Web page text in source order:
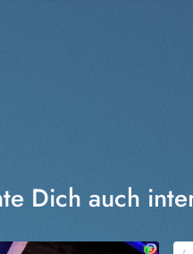
Dich auch